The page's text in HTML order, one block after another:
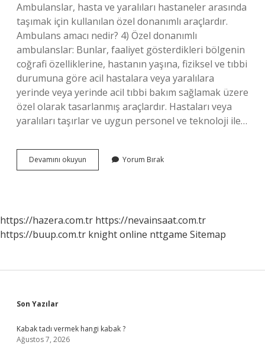
Ambulanslar, hasta ve yaralıları hastaneler arasında
taşımak için kullanılan özel donanımlı araçlardır.
Ambulans amacı nedir? 4) Özel donanımlı
ambulanslar: Bunlar, faaliyet gösterdikleri bölgenin
coğrafi özelliklerine, hastanın yaşına, fiziksel ve tıbbi
durumuna göre acil hastalara veya yaralılara
yerinde veya yerinde acil tıbbi bakım sağlamak üzere
özel olarak tasarlanmış araçlardır. Hastaları veya
yaralıları taşırlar ve uygun personel ve teknoloji ile…
Devamını okuyun Ambulans
Neyi
Yorum Bırak
https://hazera.com.tr https://nevainsaat.com.tr
https://buup.com.tr knight online nttgame Sitemap
Sidebar
Son Yazılar
Kabak tadı vermek hangi kabak ?
Ağustos 7, 2026